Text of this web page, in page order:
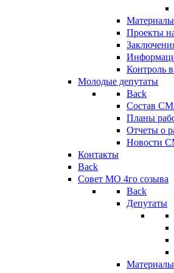
Материалы
Проекты
Контроль
Молодые депутаты
Back
Состав
Планы
Отчеты о
Новости
Контакты
Back
Совет МО 4го созыва
Back
Депутаты
Материалы